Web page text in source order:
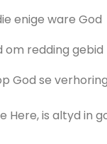
enige ware
redding gebid
God se
Here, is altyd in